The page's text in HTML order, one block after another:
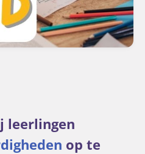
leerlingen
op te